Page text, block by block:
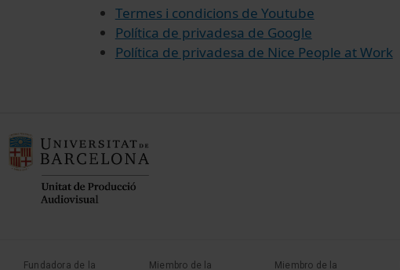
Termes i condicions de Youtube
Política de privadesa de Google
Política de privadesa de Nice People at Work
Fundadora de la Miembro de la Miembro de la